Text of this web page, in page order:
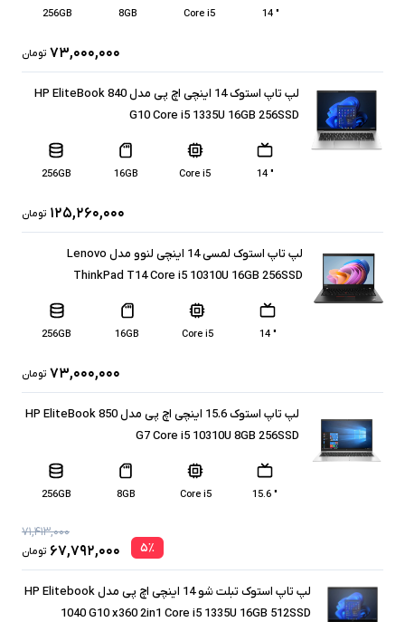
" 14
Core i5
8GB
256GB
۷۳,۰۰۰,۰۰۰ تومان
لپ تاپ استوک 14 اینچی اچ پی مدل HP EliteBook 840
G10 Core i5 1335U 16GB 256SSD
" 14
Core i5
16GB
256GB
۱۲۵,۲۶۰,۰۰۰ تومان
لپ تاپ استوک لمسی 14 اینچی لنوو مدل Lenovo
ThinkPad T14 Core i5 10310U 16GB 256SSD
" 14
Core i5
16GB
256GB
۷۳,۰۰۰,۰۰۰ تومان
لپ تاپ استوک 15.6 اینچی اچ پی مدل HP EliteBook 850
G7 Core i5 10310U 8GB 256SSD
" 15.6
Core i5
8GB
256GB
۵٪
۷۱,۴۱۳,۰۰۰
۶۷,۷۹۲,۰۰۰ تومان
لپ تاپ استوک تبلت شو 14 اینچی اچ پی مدل HP Elitebook
1040 G10 x360 2in1 Core i5 1335U 16GB 512SSD